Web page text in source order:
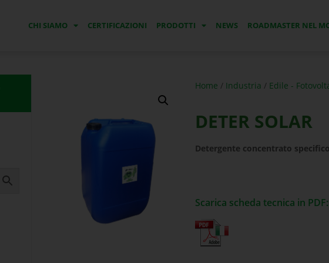
CHI SIAMO CERTIFICAZIONI PRODOTTI NEWS ROADMASTER NEL
Home / Industria / Edile -
DETER SOLAR
Detergente concentrato specifico
Scarica scheda tecnica in PDF: